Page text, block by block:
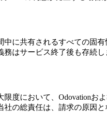
中に共有されるすべての固
務はサービス終了後も存続し
限度において、Odovationお
社の総責任は、請求の原因